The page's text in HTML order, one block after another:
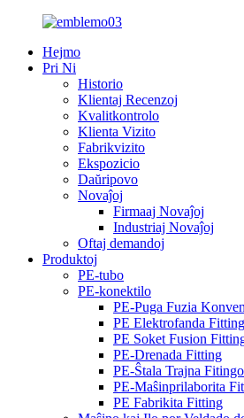
Hejmo
Pri Ni
Historio
Klientaj Recenzoj
Kvalitkontrolo
Klienta Vizito
Fabrikvizito
Ekspozicio
Daŭripovo
Novaĵoj
Firmaaj Novaĵoj
Industriaj Novaĵoj
Oftaj demandoj
Produktoj
PE-tubo
PE-konektilo
PE-Puga Fuzia
PE Elektrofanda
PE Soket Fusion
PE-Drenada Fitting
PE-Ŝtala Trajna Fitingo
PE-Maŝinprilaborita
PE Fabrikita Fitting